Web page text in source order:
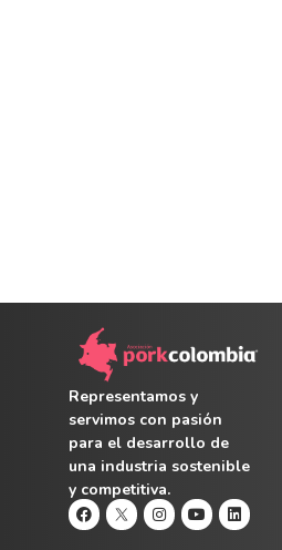
Representamos y
servimos con pasión
para el desarrollo de
una industria sostenible
y competitiva.